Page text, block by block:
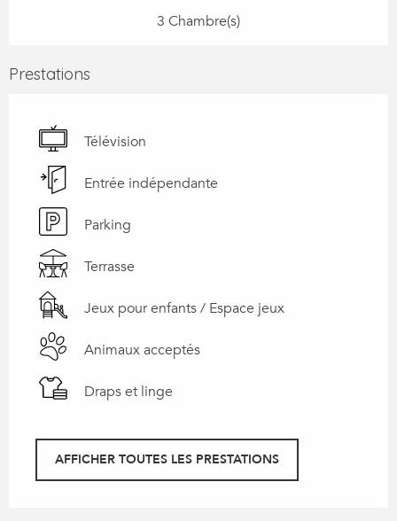
3 Chambre(s)
Prestations
Télévision
Entrée indépendante
Parking
Terrasse
Jeux pour enfants / Espace jeux
Animaux acceptés
Draps et linge
AFFICHER TOUTES LES PRESTATIONS